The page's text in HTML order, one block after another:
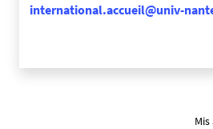
international.accueil@univ-